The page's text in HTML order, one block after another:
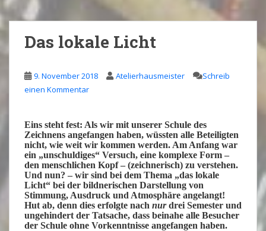
Das lokale Licht
9. November 2018 Atelierhausmeister
Schreib
einen Kommentar
Eins steht fest: Als wir mit unserer Schule des
Zeichnens angefangen haben, wüssten alle Beteiligten
nicht, wie weit wir kommen werden. Am Anfang war
ein „unschuldiges“ Versuch, eine komplexe Form –
den menschlichen Kopf– (zeichnerisch) zu verstehen.
Und nun? – wir sind bei dem Thema „das lokale
Licht“ bei der bildnerischen Darstellung von
Stimmung, Ausdruck und Atmosphäre angelangt!
Hut ab, denn dies erfolgte nach nurdrei Semester und
ungehindert der Tatsache, dass beinahe alle Besucher
der Schule ohne Vorkenntnisse angefangen haben.